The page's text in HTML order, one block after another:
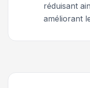
réduisant
améliorant